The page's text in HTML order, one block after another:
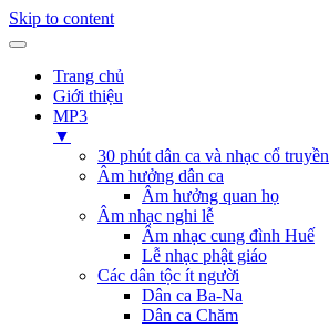
Skip to content
Trang chủ
Giới thiệu
MP3
▼
30 phút dân ca và nhạc cổ truyền
Âm hưởng dân ca
Âm hưởng quan họ
Âm nhạc nghi lễ
Âm nhạc cung đình Huế
Lễ nhạc phật giáo
Các dân tộc ít người
Dân ca Ba-Na
Dân ca Chăm